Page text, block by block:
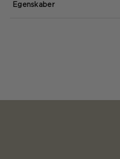
Egenskaber